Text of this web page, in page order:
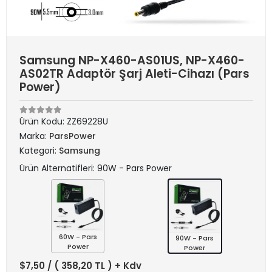
Samsung NP-X460-AS01US, NP-X460-
AS02TR Adaptör Şarj Aleti-Cihazı (Pars
Power)
Ürün Kodu: ZZ69228U
Marka: ParsPower
Kategori: Samsung
Ürün Alternatifleri: 90W - Pars Power
60W - Pars
Power
90W - Pars
Power
$7,50 / ( 358,20 TL ) + Kdv